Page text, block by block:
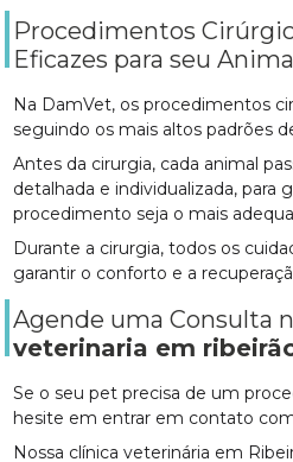
Procedimentos
Eficazes para seu
Na DamVet, os procedimentos
seguindo os mais altos padrões
Antes da cirurgia, cada animal
detalhada e individualizada, para
procedimento seja o mais
Durante a cirurgia, todos os
garantir o conforto e a
Agende uma Consulta
veterinaria em
Se o seu pet precisa de um
hesite em entrar em contato
Nossa clínica veterinária em